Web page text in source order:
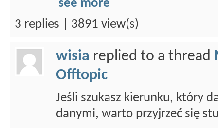
see more
3 replies | 3891 view(s)
wisia replied to a thread
Offtopic
Jeśli szukasz kierunku, który
danymi, warto przyjrzeć się